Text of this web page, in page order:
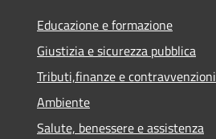
Educazione e formazione
Giustizia e sicurezza pubblica
Tributi,finanze e contravvenzioni
Ambiente
Salute, benessere e assistenza